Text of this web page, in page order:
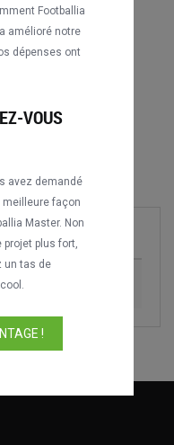
Ciudad de
Saison
Footballia
amélioré notre
dépenses ont
VOUS
avez demandé
meilleure façon
Master. Non
plus fort,
un tas de
!